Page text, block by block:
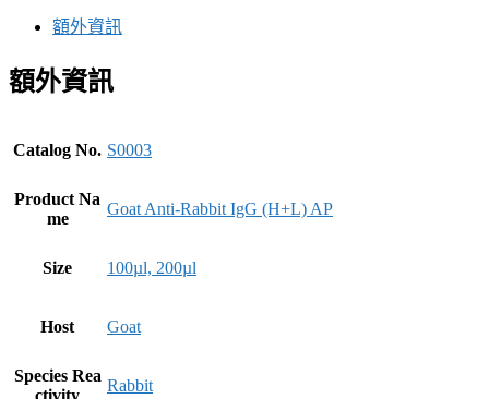
額外資訊
額外資訊
Catalog No. S0003
Product Na
me
Goat Anti-Rabbit IgG (H+L) AP
Size 100µl, 200µl
Host Goat
Species Rea
ctivity
Rabbit